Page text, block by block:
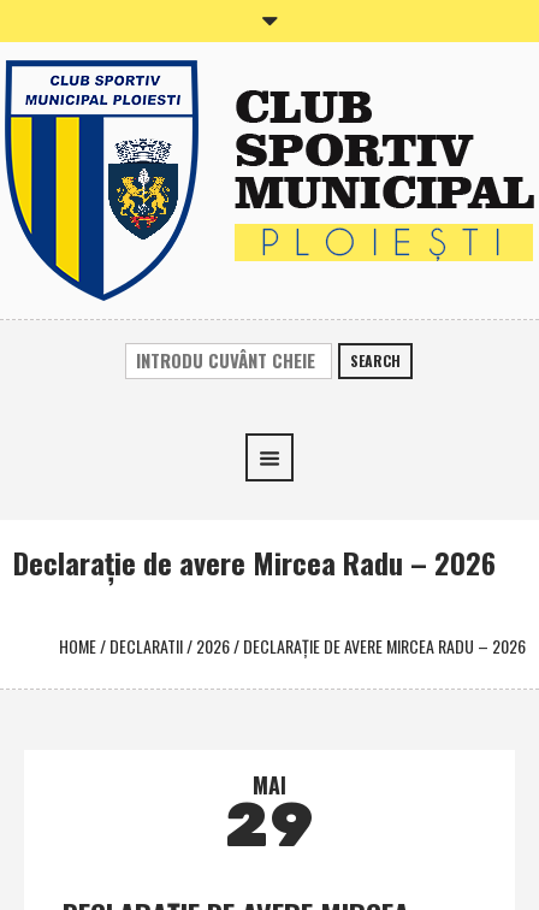
SEARCH
Declaraţie de avere Mircea Radu – 2026
HOME/DECLARATII/2026/DECLARAŢIE DE AVERE MIRCEA RADU – 2026
MAI
29